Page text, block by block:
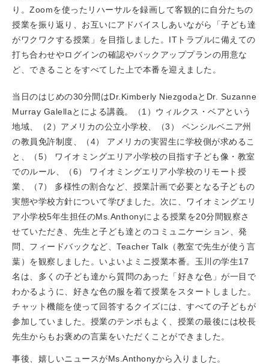
り。Zoomを使ったリハーサルを録画して客観的に自分たちの
授業を振り返り、お互いにアドバイスしあいながら「子ども達
がワクワクする授業」を目指しました。ITトラブルに備えての
打ち合わせやログインの確認やバックアッププランの用意な
ど、できることをすべてした上で本番を迎えました。
当日のはじめの30分間はDr.Kimberly NiezgodaとDr. Suzanne
Murray Galellaとによる講義。（1）ウィルクス・ベアという
地域、（2）アメリカの公立小学校、（3） ペンシルベニア州
の教員免許制度、（4） アメリカの実習生に学校側が求めるこ
と、（5） ワイオミングエリア小学校の目指す子ども像・教室
でのルール、（6） ワイオミングエリア小学校のリモート授
業、（7） 多様性の割合など、授業計画で必要となる子どもの
実態や学校方針について学びました。次に、ワイオミングエリ
ア小学校5年生担任のMs.Anthonyによる授業を20分間観察さ
せていただき、先生と子ども達とのコミュニケーション、発
問、フィードバックなど、Teacher Talk（教室で先生が使う言
葉）を観察しました。いよいよミニ授業本番。玉川の学生17
名は、多くの子ども達から質問のあった「好きな色」が一目で
わかるように、好きな色の服を着て授業をスタートしました。
チャット機能を使って回答するクイズには、すべての子どもが
参加していました。授業のテンポもよく、授業の最後には校長
先生からもお褒めの言葉をいただくことができました。
事後、嬉しいニュースがMs.Anthonyから入りました。